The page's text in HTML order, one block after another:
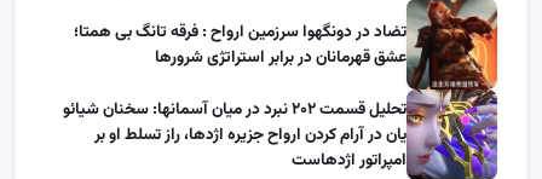
تضاد در دونگهوا سرزمین ارواح : فرقه تانگ بی همتا؛
عشق قهرمانان در برابر استراتژی شرورها
تحلیل قسمت ۲۰۲ نبرد در میان آسمانها: سخنان شیائو
یان در آرام کردن ارواح جزیره اژدها، راز تسلط او بر
امپراتور اژدهاست